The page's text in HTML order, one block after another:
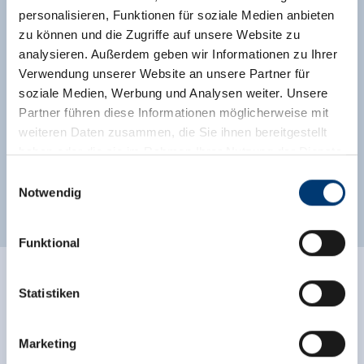
personalisieren, Funktionen für soziale Medien anbieten
zu können und die Zugriffe auf unsere Website zu
analysieren. Außerdem geben wir Informationen zu Ihrer
Verwendung unserer Website an unsere Partner für
soziale Medien, Werbung und Analysen weiter. Unsere
Partner führen diese Informationen möglicherweise mit
weiteren Daten zusammen, die Sie ihnen bereitgestellt
haben oder die sie im Rahmen Ihrer Nutzung der Dienste
Rohr 23// A-6280 Zell am Ziller
www.zillertalarena.com
Notwendig
Funktional
Statistiken
Marketing
Mittwoch: Kinderprogramm beim Krimmler
Dorfmarkt
07. Juli bis 08. September 2021
Pavillongelände Krimml
TIPP: KINDERGARTEN
KÖNIGSLEITEN